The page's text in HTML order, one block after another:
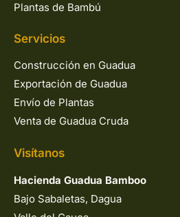
Plantas de Bambú
Servicios
Construcción en Guadua
Exportación de Guadua
Envío de Plantas
Venta de Guadua Cruda
Visítanos
Hacienda Guadua Bamboo
Bajo Sabaletas, Dagua